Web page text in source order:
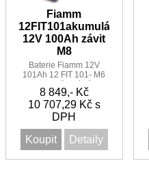
Fiamm
12FIT101akumulátor
12V 100Ah závit
M8
Baterie Fiamm 12V
101Ah 12 FIT 101- M6
-12 let-přední póly
8 849,- Kč
10 707,29 Kč s
DPH
Koupit
Detaily